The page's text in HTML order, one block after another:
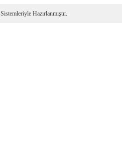
Sistemleriyle Hazırlanmıştır.